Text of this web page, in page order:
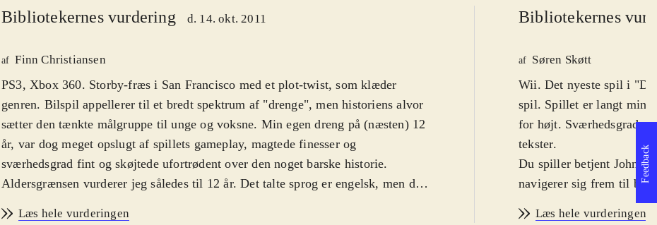
Bibliotekernes vurdering d. 14. okt. 2011
af Finn Christiansen
PS3, Xbox 360. Storby-fræs i San Francisco med et plot-twist, som klæder
genren. Bilspil appellerer til et bredt spektrum af "drenge", men historiens alvor
sætter den tænkte målgruppe til unge og voksne. Min egen dreng på (næsten) 12
år, var dog meget opslugt af spillets gameplay, magtede finesser og
sværhedsgrad fint og skøjtede ufortrødent over den noget barske historie.
Aldersgrænsen vurderer jeg således til 12 år. Det talte sprog er engelsk, men der
Læs hele vurderingen
Bibliotekernes
af Søren Skøtt
Wii. Det nyeste spil i
spil. Spillet er langt
for højt. Sværhedsgraden
tekster.
Du spiller betjent John
navigerer sig frem til
fint på wii'en, hvor man
Læs hele vurderingen
Feedback